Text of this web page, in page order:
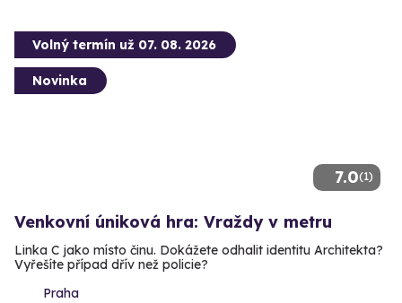
7.0(1)
Volný termín už 07. 08. 2026
Novinka
Venkovní úniková hra: Vraždy v metru
Linka C jako místo činu. Dokážete odhalit identitu Architekta?
Vyřešíte případ dřív než policie?
Praha